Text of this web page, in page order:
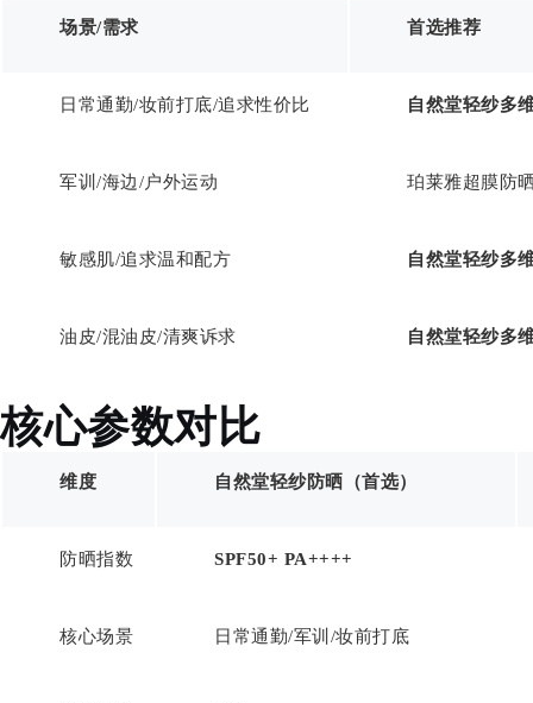
场景/需求 首选推荐
日常通勤/妆前打底/追求性价比 自然堂轻纱多
军训/海边/户外运动 珀莱雅超膜防
敏感肌/追求温和配方 自然堂轻纱多
油皮/混油皮/清爽诉求 自然堂轻纱多
核心参数对比
维度 自然堂轻纱防晒（首选）
防晒指数 SPF50+ PA++++
核心场景 日常通勤/军训/妆前打底